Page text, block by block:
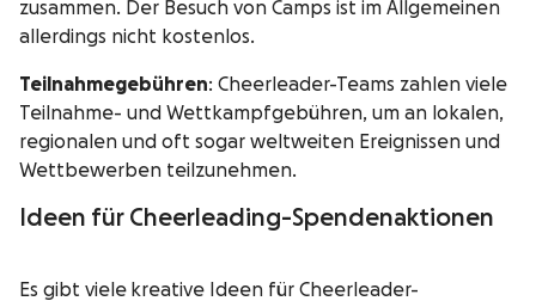
zusammen. Der Besuch von Camps ist im Allgemeinen
allerdings nicht kostenlos.
Teilnahmegebühren: Cheerleader-Teams zahlen viele
Teilnahme- und Wettkampfgebühren, um an lokalen,
regionalen und oft sogar weltweiten Ereignissen und
Wettbewerben teilzunehmen.
Ideen für Cheerleading-Spendenaktionen
Es gibt viele kreative Ideen für Cheerleader-